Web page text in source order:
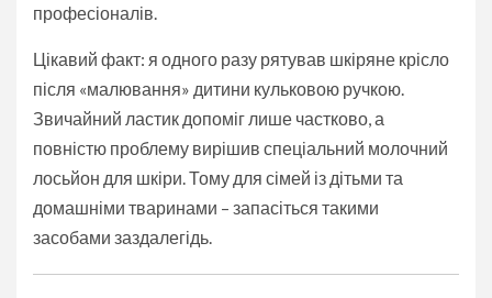
професіоналів.
Цікавий факт: я одного разу рятував шкіряне крісло
після «малювання» дитини кульковою ручкою.
Звичайний ластик допоміг лише частково, а
повністю проблему вирішив спеціальний молочний
лосьйон для шкіри. Тому для сімей із дітьми та
домашніми тваринами – запасіться такими
засобами заздалегідь.